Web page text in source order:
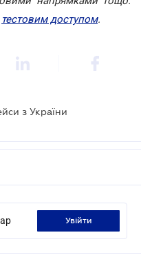
тестовим доступом.
з України
увійти